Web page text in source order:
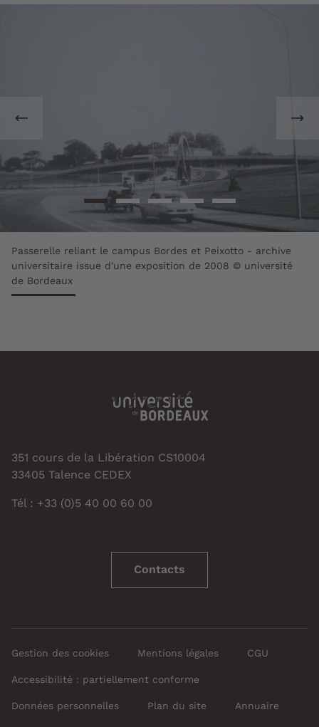
Passerelle reliant le campus Bordes et Peixotto - archive
universitaire issue d'une exposition de 2008 © université
de Bordeaux
351 cours de la Libération CS10004
33405 Talence CEDEX
Tél : +33 (0)5 40 00 60 00
Contacts
Gestion des cookies Mentions légales CGU
Accessibilité : partiellement conforme
Données personnelles Plan du site Annuaire